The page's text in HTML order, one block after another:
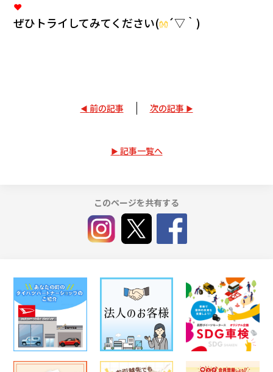
❤
ぜひトライしてみてください(👐 ´▽｀)
前の記事 次の記事
記事一覧へ
このページを共有する